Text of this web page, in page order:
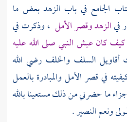
الجامع في باب الزهد بعض ما
فيالزهد وقصر الأمل ، وذكرت في
كيف كان عيش النبي صلى الله عليه
السلف والخلف رضي الله
في قصر الأمل والمبادرة بالعمل
ما حضرني من ذلك مستعينا بالله
ونعم النصير .